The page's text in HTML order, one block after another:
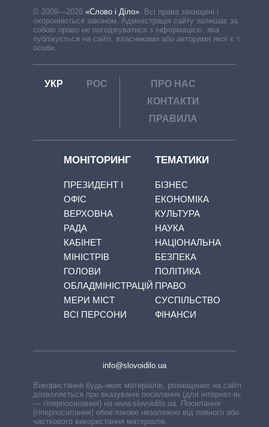
© 2009—2026 «Слово і Діло». Всі права захищені і
охороняються законом. Адміністрація сайту залишає за
собою право не погоджуватися з інформацією, яка
публікується на сайті, власниками або авторами якої є треті
особи.
УКР РОС
ПРО НАС
КОНТАКТИ
ПРАВИЛА
МОНІТОРИНГ
ПРЕЗИДЕНТ І
ОФІС
ВЕРХОВНА
РАДА
КАБІНЕТ
МІНІСТРІВ
ГОЛОВИ
ОБЛАДМІНІСТРАЦІЙ
МЕРИ МІСТ
ВСІ ПЕРСОНИ
ТЕМАТИКИ
БІЗНЕС
ЕКОНОМІКА
КУЛЬТУРА
НАУКА
НАЦІОНАЛЬНА
БЕЗПЕКА
ПОЛІТИКА
ПРАВО
СУСПІЛЬСТВО
ФІНАНСИ
info@slovoidilo.ua
Використання будь-яких матеріалів, розміщених на сайті,
дозволяється при вказуванні посилання (для інтернет-видань
— гіперпосилання) на www.slovoidilo.ua. Посилання
(гіперпосилання) обов’язкове незалежно від повного або
часткового використання матеріалів.